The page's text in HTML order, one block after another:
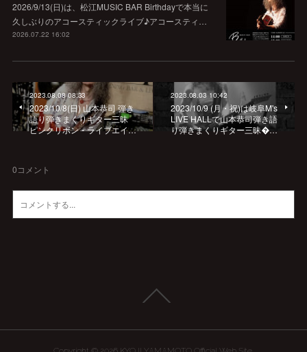
2026/9/13(日)は、松江MUSIC BAR Birthdayで本当に
久しぶりのアコースティックライブ♪アコースティ…
2026.07.22 16:02
2023.08.08 08:33
2023/10/8(日) 山本恭司 弾き
語り弾きまくりギター三昧
ピンクリボン・ライブエイ…
2023.08.03 10:42
2023/10/9 (月・祝)は岐阜M's
LIVE HALLで山本恭司弾き語
り弾きまくりギター三昧…
0コメント